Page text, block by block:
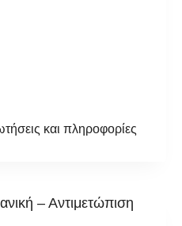
και πληροφορίες